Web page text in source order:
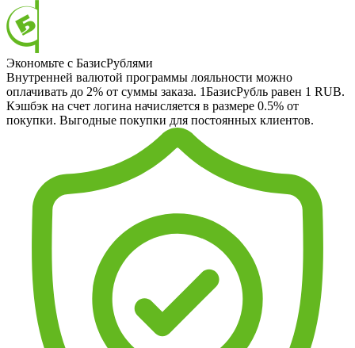
Экономьте с БазисРублями
Внутренней валютой программы лояльности можно
оплачивать до 2% от суммы заказа. 1БазисРубль равен 1 RUB.
Кэшбэк на счет логина начисляется в размере 0.5% от
покупки. Выгодные покупки для постоянных клиентов.